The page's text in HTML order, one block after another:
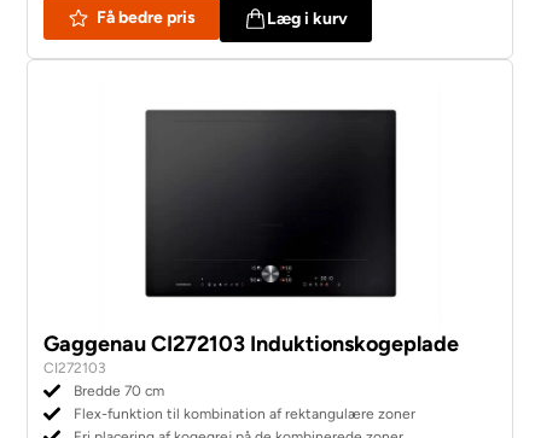
Få bedre pris
Læg i kurv
Gaggenau CI272103 Induktionskogeplade
CI272103
Bredde 70 cm
Flex-funktion til kombination af rektangulære zoner